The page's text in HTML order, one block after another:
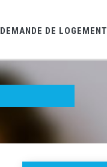
DEMANDE DE LOGEMENT